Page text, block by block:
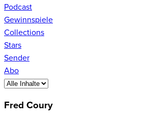
Podcast
Gewinnspiele
Collections
Stars
Sender
Abo
Fred Coury